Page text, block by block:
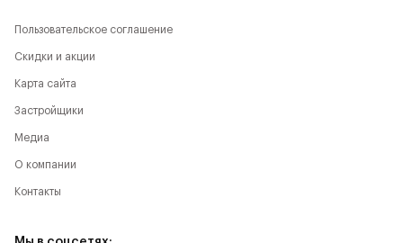
Пользовательское соглашение
Скидки и акции
Карта сайта
Застройщики
Медиа
О компании
Контакты